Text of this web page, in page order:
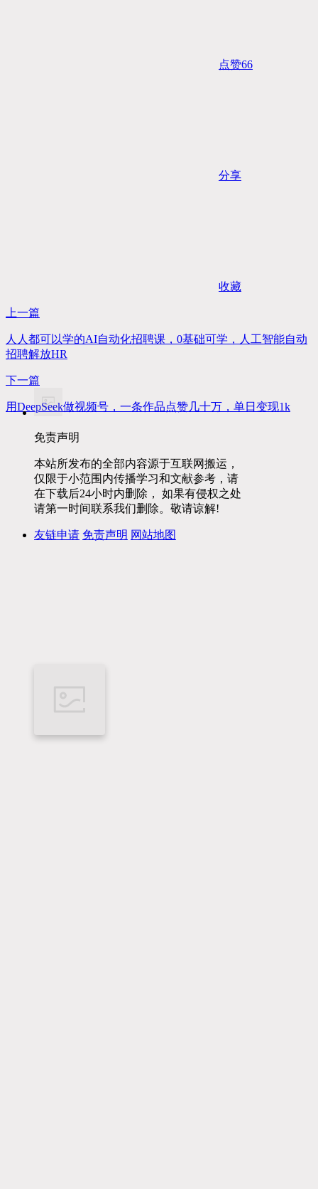
点赞66
分享
收藏
上一篇
人人都可以学的AI自动化招聘课，0基础可学，人工智能自动
招聘解放HR
下一篇
用DeepSeek做视频号，一条作品点赞几十万，单日变现1k
免责声明
本站所发布的全部内容源于互联网搬运，
仅限于小范围内传播学习和文献参考，请
在下载后24小时内删除， 如果有侵权之处
请第一时间联系我们删除。敬请谅解!
友链申请 免责声明 网站地图